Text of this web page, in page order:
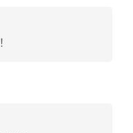
訂單費用總計時，訂
飯店）
店可接受